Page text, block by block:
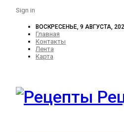
Sign in
ВОСКРЕСЕНЬЕ, 9 АВГУСТА,
Главная
Контакты
Лента
Карта